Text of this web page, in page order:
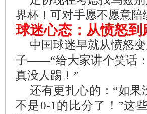
界杯！可对手愿不愿意陪
球迷心态：从愤怒
中国球迷早就从愤怒
子——“给大家讲个笑话
真没人踢！”
还有更扎心的：“如
不是0-1的比分了！”这